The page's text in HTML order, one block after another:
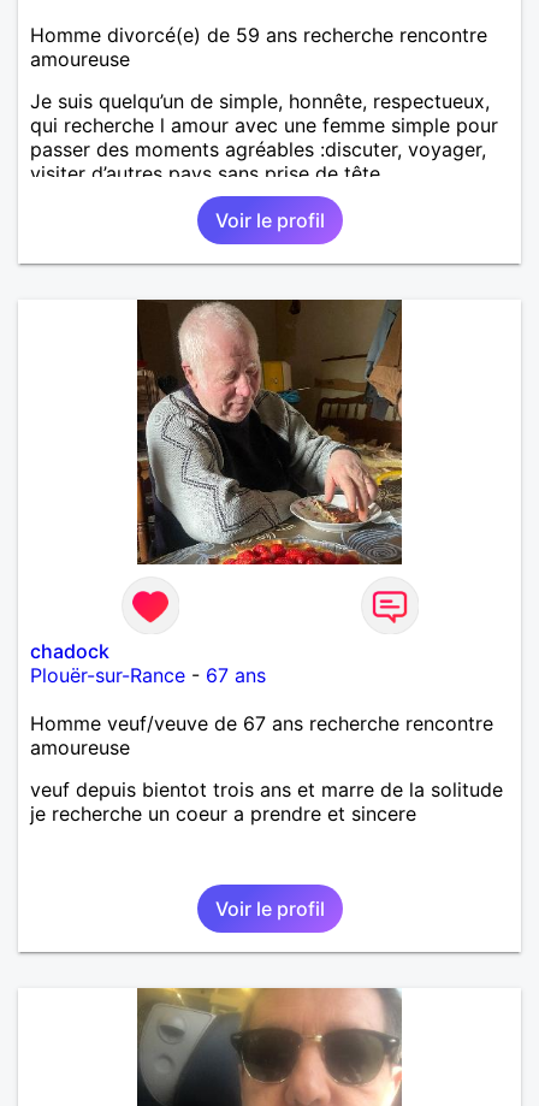
Homme divorcé(e) de 59 ans recherche rencontre
amoureuse
Je suis quelqu’un de simple, honnête, respectueux,
qui recherche l amour avec une femme simple pour
passer des moments agréables :discuter, voyager,
visiter d’autres pays sans prise de tête.
Voir le profil
chadock
Plouër-sur-Rance - 67 ans
Homme veuf/veuve de 67 ans recherche rencontre
amoureuse
veuf depuis bientot trois ans et marre de la solitude
je recherche un coeur a prendre et sincere
Voir le profil